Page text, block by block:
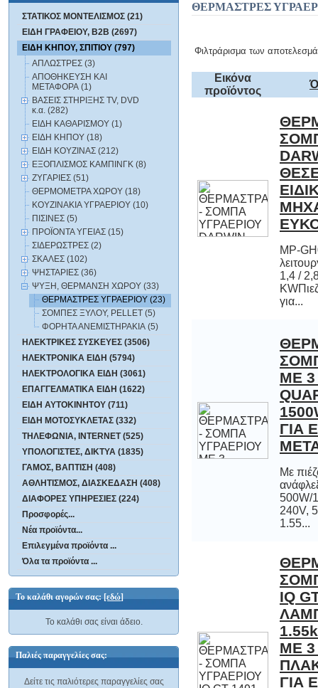
ΣΤΑΤΙΚΟΣ ΜΟΝΤΕΛΙΣΜΟΣ (21)
ΕΙΔΗ ΓΡΑΦΕΙΟΥ, B2B (2697)
ΕΙΔΗ ΚΗΠΟΥ, ΣΠΙΤΙΟΥ (797)
ΑΠΛΩΣΤΡΕΣ (3)
ΑΠΟΘΗΚΕΥΣΗ ΚΑΙ
ΜΕΤΑΦΟΡΑ (1)
ΒΑΣΕΙΣ ΣΤΗΡΙΞΗΣ TV, DVD
κ.α. (282)
ΕΙΔΗ ΚΑΘΑΡΙΣΜΟΥ (1)
ΕΙΔΗ ΚΗΠΟΥ (18)
ΕΙΔΗ ΚΟΥΖΙΝΑΣ (212)
ΕΞΟΠΛΙΣΜΟΣ ΚΑΜΠΙΝΓΚ (8)
ΖΥΓΑΡΙΕΣ (51)
ΘΕΡΜΟΜΕΤΡΑ ΧΩΡΟΥ (18)
ΚΟΥΖΙΝΑΚΙΑ ΥΓΡΑΕΡΙΟΥ (10)
ΠΙΣΙΝΕΣ (5)
ΠΡΟΪΟΝΤΑ ΥΓΕΙΑΣ (15)
ΣΙΔΕΡΩΣΤΡΕΣ (2)
ΣΚΑΛΕΣ (102)
ΨΗΣΤΑΡΙΕΣ (36)
ΨΥΞΗ, ΘΕΡΜΑΝΣΗ ΧΩΡΟΥ (33)
ΘΕΡΜΑΣΤΡΕΣ ΥΓΡΑΕΡΙΟΥ (23)
ΣΟΜΠΕΣ ΞΥΛΟΥ, PELLET (5)
ΦΟΡΗΤΑ ΑΝΕΜΙΣΤΗΡΑΚΙΑ (5)
ΗΛΕΚΤΡΙΚΕΣ ΣΥΣΚΕΥΕΣ (3506)
ΗΛΕΚΤΡΟΝΙΚΑ ΕΙΔΗ (5794)
ΗΛΕΚΤΡΟΛΟΓΙΚΑ ΕΙΔΗ (3061)
ΕΠΑΓΓΕΛΜΑΤΙΚΑ ΕΙΔΗ (1622)
ΕΙΔΗ ΑΥΤΟΚΙΝΗΤΟΥ (711)
ΕΙΔΗ ΜΟΤΟΣΥΚΛΕΤΑΣ (332)
ΤΗΛΕΦΩΝΙΑ, INTERNET (525)
ΥΠΟΛΟΓΙΣΤΕΣ, ΔΙΚΤΥΑ (1835)
ΓΑΜΟΣ, ΒΑΠΤΙΣΗ (408)
ΑΘΛΗΤΙΣΜΟΣ, ΔΙΑΣΚΕΔΑΣΗ (408)
ΔΙΑΦΟΡΕΣ ΥΠΗΡΕΣΙΕΣ (224)
Προσφορές...
Νέα προϊόντα...
Επιλεγμένα προϊόντα ...
Όλα τα προϊόντα ...
Το καλάθι αγορών σας:[εδώ]
Το καλάθι σας είναι άδειο.
Παλιές παραγγελίες σας:
Δείτε τις παλιότερες παραγγελίες σας
ΘΕΡΜΑΣΤΡΕΣ
Φιλτράρισμα των
Εικόνα
προϊόντος
MP-
1,4 /
για...
ΜΕ
ΓΙΑ
Με
500W/
240V, 50-
1.55...
IQ
ΜΕ 3
ΓΙΑ